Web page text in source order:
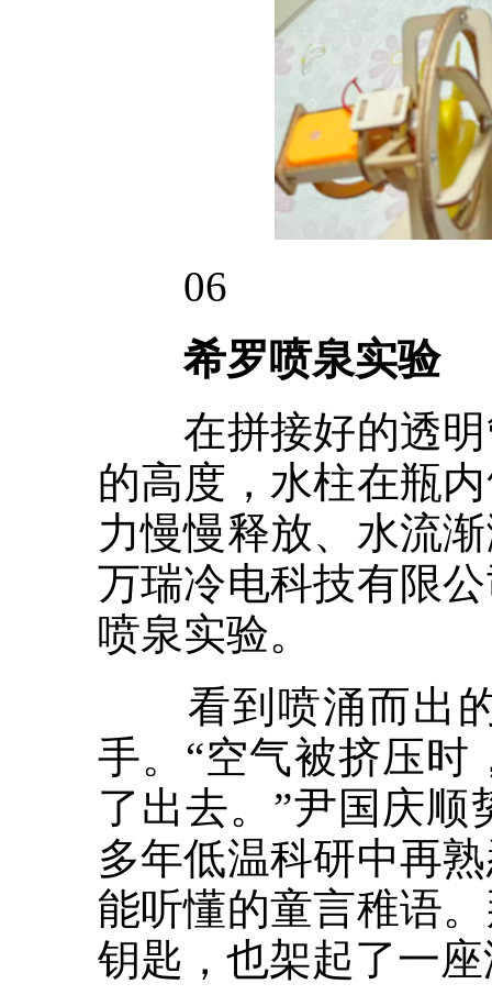
06
希罗喷泉实验
在拼接好的透明
的高度，水柱在瓶
力慢慢释放、水流
万瑞冷电科技有限
喷泉实验。
看到喷涌而出的
手。“空气被挤压时
了出去。”尹国庆
多年低温科研中再
能听懂的童言稚语
钥匙，也架起了一